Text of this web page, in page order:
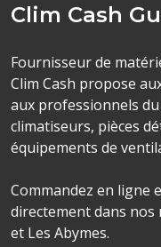
Clim Cash
Fournisseur de
Clim Cash propose
aux professionnels
climatiseurs, pièces
équipements de
Commandez en ligne
directement dans
et Les Abymes.